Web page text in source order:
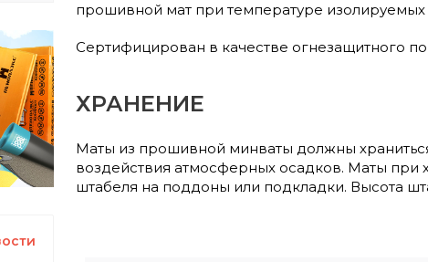
прошивной мат при температуре изолируемых
Сертифицирован в качестве огнезащитного
ХРАНЕНИЕ
Маты из прошивной минваты должны
воздействия атмосферных осадков. Маты
штабеля на поддоны или подкладки. Высота